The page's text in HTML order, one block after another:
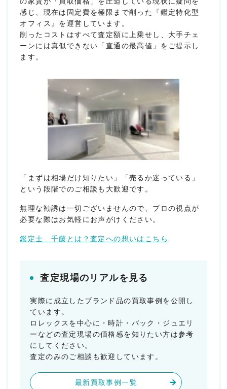
感じ、現在は固定費を極限まで削った『鑑定特化型
オフィス』を運営しています。
削ったコストはすべて査定額に上乗せし、大手チェ
ーンには真似できない「直通の最高値」をご提示し
ます。
「まずは相場だけ知りたい」「売るか迷っている」
という段階でのご相談も大歓迎です。
無理な勧誘は一切ございませんので、プロの視点が
必要な際はお気軽にお声がけください。
鑑定士 千藤とは？査定への想いはこちら
査定現場のリアルを見る
実際に成立したブランド品の買取事例を公開し
ています。
ロレックスを中心に・時計・バック・ジュエリ
ーなどの査定現場の価格感を知りたい方は参考
にしてください。
査定のみのご相談も歓迎しています。
最新買取事例一覧